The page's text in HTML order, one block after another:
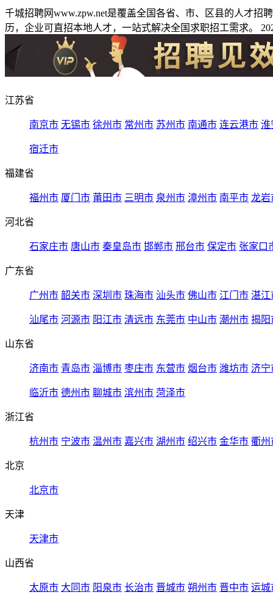
千城招聘网www.zpw.net是覆盖全国各省、市、区县的人才
历，企业可直招本地人才，一站式解决全国求职招工需求。
江苏省
南京市 无锡市 徐州市 常州市 苏州市 南通市 连云港市 淮
宿迁市
福建省
福州市 厦门市 莆田市 三明市 泉州市 漳州市 南平市 龙岩
河北省
石家庄市 唐山市 秦皇岛市 邯郸市 邢台市 保定市 张家口
广东省
广州市 韶关市 深圳市 珠海市 汕头市 佛山市 江门市 湛江
汕尾市 河源市 阳江市 清远市 东莞市 中山市 潮州市 揭阳
山东省
济南市 青岛市 淄博市 枣庄市 东营市 烟台市 潍坊市 济宁
临沂市 德州市 聊城市 滨州市 菏泽市
浙江省
杭州市 宁波市 温州市 嘉兴市 湖州市 绍兴市 金华市 衢州
北京
北京市
天津
天津市
山西省
太原市 大同市 阳泉市 长治市 晋城市 朔州市 晋中市 运城